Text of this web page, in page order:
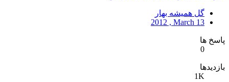
گل همیشه بهار
2012 , March 13
پاسخ ها
0
بازدیدها
1K